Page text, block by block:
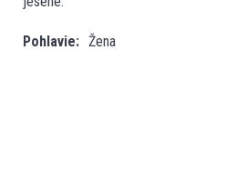
Pohlavie Žena